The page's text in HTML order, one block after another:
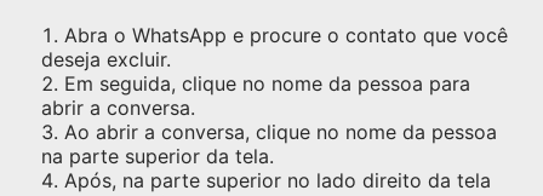
Abra o WhatsApp e procure o contato que você
deseja excluir.
Em seguida, clique no nome da pessoa para
abrir a conversa.
Ao abrir a conversa, clique no nome da pessoa
na parte superior da tela.
Após, na parte superior no lado direito da tela